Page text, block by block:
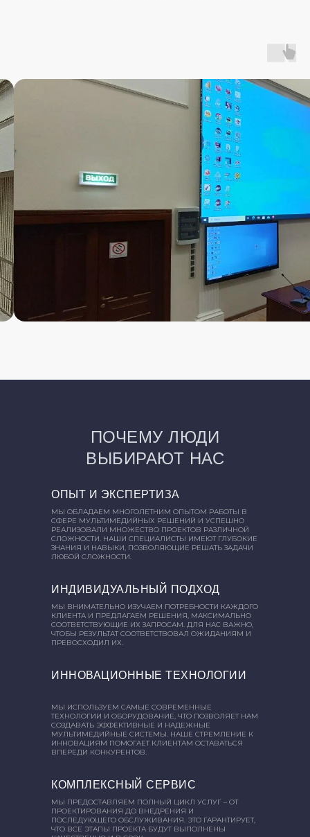
МЫ ПРЕДОСТАВЛЯЕМ ПОЛНЫЙ ЦИКЛ УСЛУГ – ОТ
ПРОЕКТИРОВАНИЯ ДО ВНЕДРЕНИЯ И
ПОСЛЕДУЮЩЕГО ОБСЛУЖИВАНИЯ. ЭТО ГАРАНТИРУЕТ,
ЧТО ВСЕ ЭТАПЫ ПРОЕКТА БУДУТ ВЫПОЛНЕНЫ
КОМПЛЕКСНЫЙ СЕРВИС
МЫ ИСПОЛЬЗУЕМ САМЫЕ СОВРЕМЕННЫЕ
ТЕХНОЛОГИИ И ОБОРУДОВАНИЕ, ЧТО ПОЗВОЛЯЕТ НАМ
СОЗДАВАТЬ ЭФФЕКТИВНЫЕ И НАДЕЖНЫЕ
МУЛЬТИМЕДИЙНЫЕ СИСТЕМЫ. НАШЕ СТРЕМЛЕНИЕ К
ИННОВАЦИЯМ ПОМОГАЕТ КЛИЕНТАМ ОСТАВАТЬСЯ
ВПЕРЕДИ КОНКУРЕНТОВ.
ИННОВАЦИОННЫЕ ТЕХНОЛОГИИ
МЫ ВНИМАТЕЛЬНО ИЗУЧАЕМ ПОТРЕБНОСТИ КАЖДОГО
КЛИЕНТА И ПРЕДЛАГАЕМ РЕШЕНИЯ, МАКСИМАЛЬНО
СООТВЕТСТВУЮЩИЕ ИХ ЗАПРОСАМ. ДЛЯ НАС ВАЖНО,
ЧТОБЫ РЕЗУЛЬТАТ СООТВЕТСТВОВАЛ ОЖИДАНИЯМ И
ПРЕВОСХОДИЛ ИХ.
ИНДИВИДУАЛЬНЫЙ ПОДХОД
МЫ ОБЛАДАЕМ МНОГОЛЕТНИМ ОПЫТОМ РАБОТЫ В
СФЕРЕ МУЛЬТИМЕДИЙНЫХ РЕШЕНИЙ И УСПЕШНО
РЕАЛИЗОВАЛИ МНОЖЕСТВО ПРОЕКТОВ РАЗЛИЧНОЙ
СЛОЖНОСТИ. НАШИ СПЕЦИАЛИСТЫ ИМЕЮТ ГЛУБОКИЕ
ЗНАНИЯ И НАВЫКИ, ПОЗВОЛЯЮЩИЕ РЕШАТЬ ЗАДАЧИ
ЛЮБОЙ СЛОЖНОСТИ.
ОПЫТ И ЭКСПЕРТИЗА
ПОЧЕМУ ЛЮДИ
ВЫБИРАЮТ НАС